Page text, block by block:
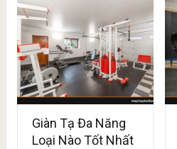
Giàn Tạ Đa Năng
Loại Nào Tốt Nhất